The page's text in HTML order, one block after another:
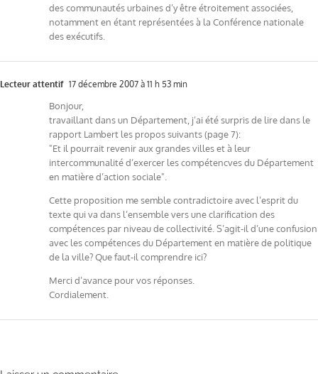
des communautés urbaines d’y être étroitement associées,
notamment en étant représentées à la Conférence nationale
des exécutifs.
Lecteur attentif 17 décembre 2007 à 11 h 53 min
Bonjour,
travaillant dans un Département, j’ai été surpris de lire dans le
rapport Lambert les propos suivants (page 7):
"Et il pourrait revenir aux grandes villes et à leur
intercommunalité d’exercer les compétencves du Département
en matière d’action sociale".
Cette proposition me semble contradictoire avec l’esprit du
texte qui va dans l’ensemble vers une clarification des
compétences par niveau de collectivité. S’agit-il d’une confusion
avec les compétences du Département en matière de politique
de la ville? Que faut-il comprendre ici?
Merci d’avance pour vos réponses.
Cordialement.